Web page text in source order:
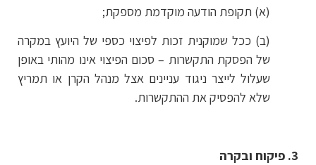
(א) תקופת הודעה מוקדמת מספקת;
(ב) ככל שמוקנית זכות לפיצוי כספי של היועץ במקרה
של הפסקת התקשרות – סכום הפיצוי אינו מהותי באופן
שעלול לייצר ניגוד עניינים אצל מנהל הקרן או תמריץ
שלא להפסיק את ההתקשרות.
3. פיקוח ובקרה